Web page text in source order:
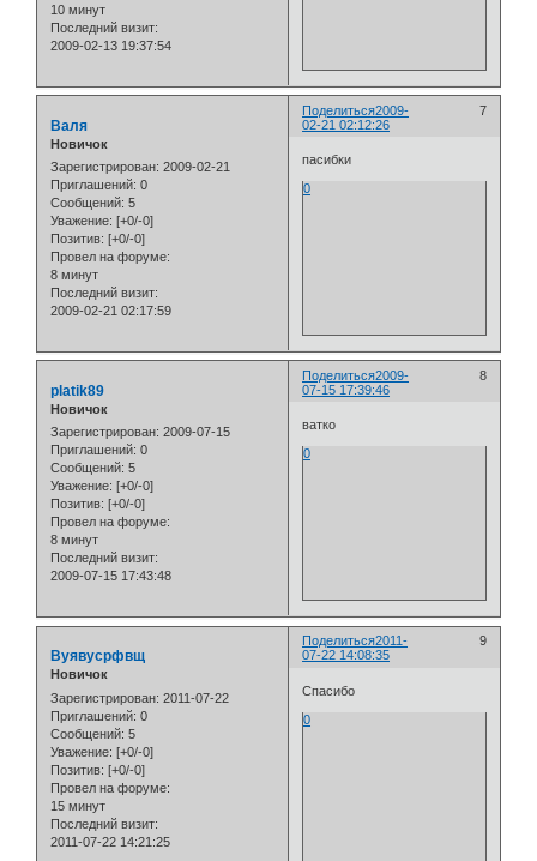
10 минут
Последний визит:
2009-02-13 19:37:54
Поделиться 7
2009-
02-21 02:12:26
Валя
Новичок
Зарегистрирован: 2009-02-21
Приглашений: 0
Сообщений: 5
Уважение: [+0/-0]
Позитив: [+0/-0]
Провел на форуме:
8 минут
Последний визит:
2009-02-21 02:17:59
пасибки
0
Поделиться 8
2009-
07-15 17:39:46
platik89
Новичок
Зарегистрирован: 2009-07-15
Приглашений: 0
Сообщений: 5
Уважение: [+0/-0]
Позитив: [+0/-0]
Провел на форуме:
8 минут
Последний визит:
2009-07-15 17:43:48
ватко
0
Поделиться 9
2011-
07-22 14:08:35
Вуявусрфвщ
Новичок
Зарегистрирован: 2011-07-22
Приглашений: 0
Сообщений: 5
Уважение: [+0/-0]
Позитив: [+0/-0]
Провел на форуме:
15 минут
Последний визит:
2011-07-22 14:21:25
Спасибо
0